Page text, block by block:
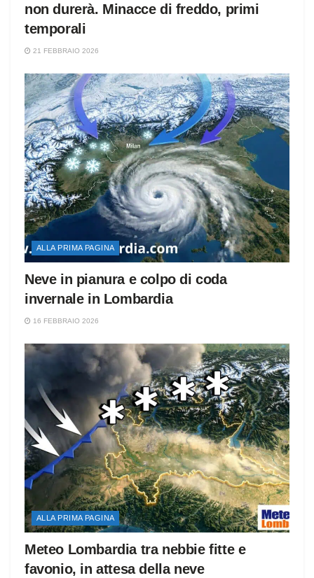
non durerà. Minacce di freddo, primi
temporali
21 FEBBRAIO 2026
ALLA PRIMA PAGINA
Neve in pianura e colpo di coda
invernale in Lombardia
16 FEBBRAIO 2026
ALLA PRIMA PAGINA
Meteo Lombardia tra nebbie fitte e
favonio, in attesa della neve